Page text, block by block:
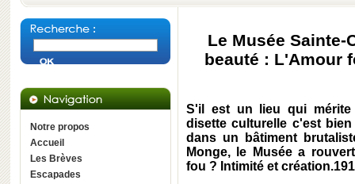
Notre propos
Accueil
Les Brèves
Escapades
Le Musée
beauté : L'Amour
S'il est un lieu qui mérite
disette culturelle c'est
dans un bâtiment
Monge, le Musée a
fou ? Intimité et